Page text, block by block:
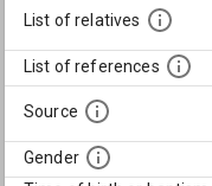
List of relatives
List of references
Source
Gender